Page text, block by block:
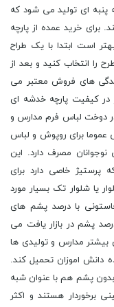
پنبه اى تولید می شود که
برای خرید عمده از پارچه
است ابتدا با یک طراح
را انتخاب کنید و بعد از
های فروش معتبر می
در کیفیت پارچه خدشه ای
دوخت لباس فرم مدارس و
عموما برای روپوش و لباس
مصرف دارد. این
خاصی دارد برای
یا شلوار تک بسیار مورد
با درصد پشم های
پشم در بازار یافت می
بیشتر مدارس و تولیدی ها
دانش اموزان تحمیل کند.
بدون پشم هم با عنوان شبه
برخوردار هستند و اکثر